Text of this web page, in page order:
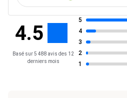
4.5
Basé sur 5 488 avis des 12
derniers mois
5
4
3
2
1